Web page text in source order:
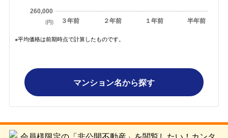
３年前 ２年前 １年前 半年前
260,000
(円)
※平均価格は前期時点で計算したものです。
マンション名から探す